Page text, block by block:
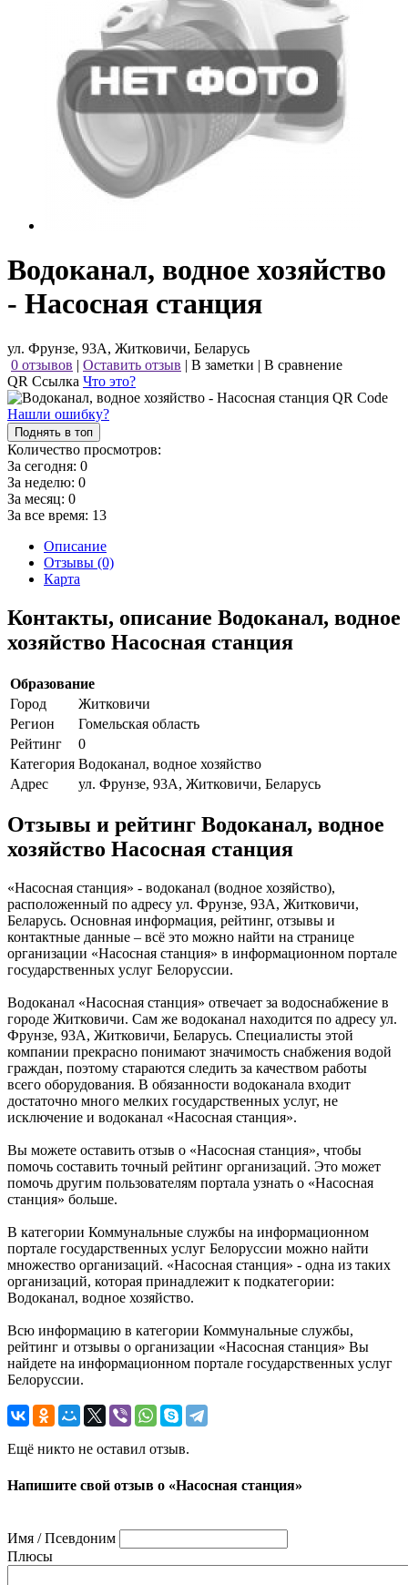
Водоканал, водное хозяйство
- Насосная станция
ул. Фрунзе, 93А, Житковичи, Беларусь
0 отзывов | Оставить отзыв | В заметки | В сравнение
QR Ссылка Что это?
Нашли ошибку?
Поднять в топ
Количество просмотров:
За сегодня: 0
За неделю: 0
За месяц: 0
За все время: 13
Описание
Отзывы (0)
Карта
Контакты, описание Водоканал, водное
хозяйство Насосная станция
Образование
Город
Житковичи
Регион
Гомельская область
Рейтинг
0
Категория Водоканал, водное хозяйство
Адрес
ул. Фрунзе, 93А, Житковичи, Беларусь
Отзывы и рейтинг Водоканал, водное
хозяйство Насосная станция
«Насосная станция» - водоканал (водное хозяйство),
расположенный по адресу ул. Фрунзе, 93А, Житковичи,
Беларусь. Основная информация, рейтинг, отзывы и
контактные данные – всё это можно найти на странице
организации «Насосная станция» в информационном портале
государственных услуг Белоруссии.
Водоканал «Насосная станция» отвечает за водоснабжение в
городе Житковичи. Сам же водоканал находится по адресу ул.
Фрунзе, 93А, Житковичи, Беларусь. Специалисты этой
компании прекрасно понимают значимость снабжения водой
граждан, поэтому стараются следить за качеством работы
всего оборудования. В обязанности водоканала входит
достаточно много мелких государственных услуг, не
исключение и водоканал «Насосная станция».
Вы можете оставить отзыв о «Насосная станция», чтобы
помочь составить точный рейтинг организаций. Это может
помочь другим пользователям портала узнать о «Насосная
станция» больше.
В категории Коммунальные службы на информационном
портале государственных услуг Белоруссии можно найти
множество организаций. «Насосная станция» - одна из таких
организаций, которая принадлежит к подкатегории:
Водоканал, водное хозяйство.
Всю информацию в категории Коммунальные службы,
рейтинг и отзывы о организации «Насосная станция» Вы
найдете на информационном портале государственных услуг
Белоруссии.
Ещё никто не оставил отзыв.
Напишите свой отзыв о «Насосная станция»
Имя / Псевдоним
Плюсы